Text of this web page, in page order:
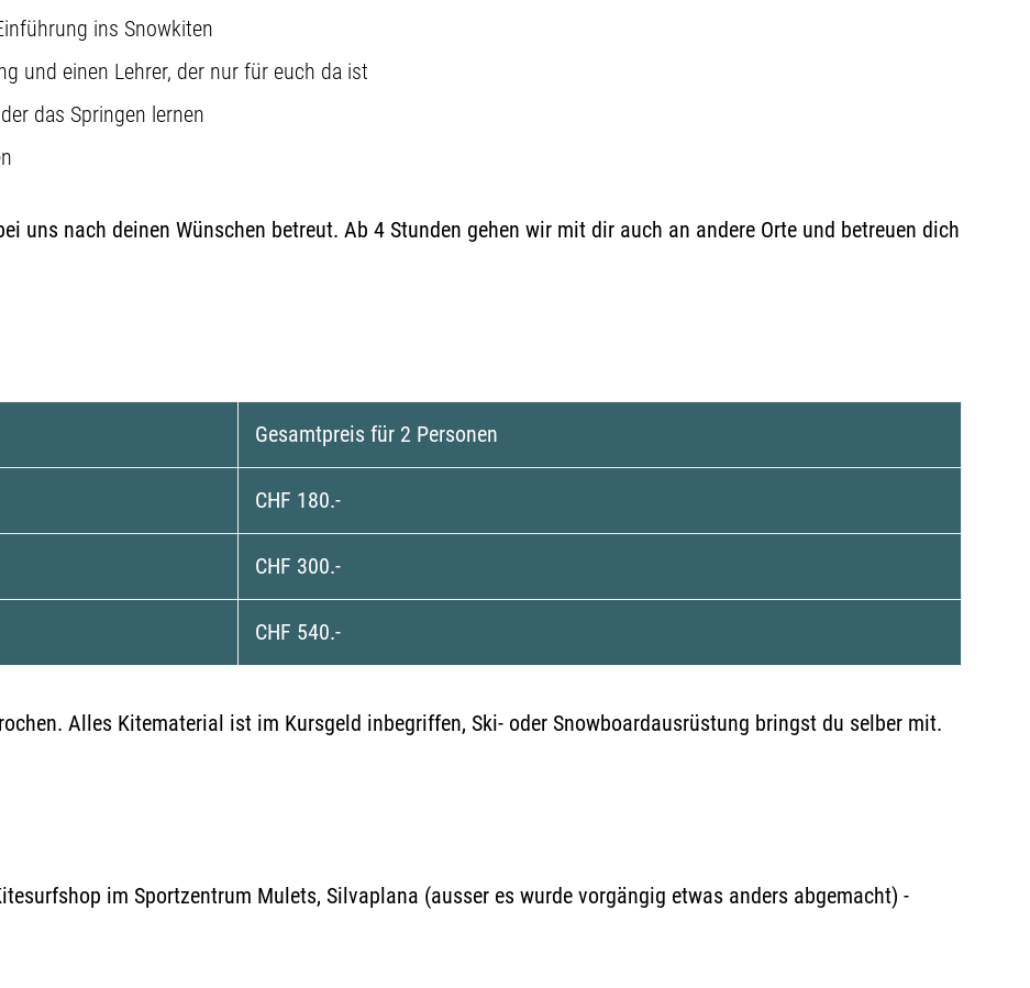
ins Snowkiten
und einen Lehrer, der nur für euch da ist
das Springen lernen
uns nach deinen Wünschen betreut. Ab 4 Stunden gehen wir mit dir auch an andere Orte und betreuen dich
Gesamtpreis für 2 Personen
CHF 180.-
CHF 300.-
CHF 540.-
Alles Kitematerial ist im Kursgeld inbegriffen, Ski- oder Snowboardausrüstung bringst du selber mit.
im Sportzentrum Mulets, Silvaplana (ausser es wurde vorgängig etwas anders abgemacht) -